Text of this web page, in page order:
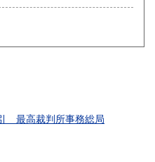
最高裁判所事務総局